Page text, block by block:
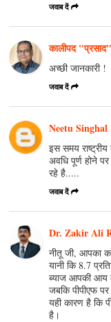
जवाब दें
कालीपद "प्रसाद"
अच्छी जानकारी !
जवाब दें
Neetu Singhal
इस समय
अवधि पूर्ण होने
रहे है.....
जवाब दें
Dr. Zakir Ali
नीतू जी, आपका
यानी कि 8.7
ब्याज आपकी आय
जबकि पीपीएफ
यही कारण है कि
है।